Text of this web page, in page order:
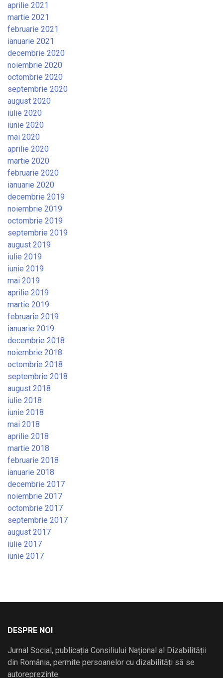
aprilie 2021
martie 2021
februarie 2021
ianuarie 2021
decembrie 2020
noiembrie 2020
octombrie 2020
septembrie 2020
august 2020
iulie 2020
iunie 2020
mai 2020
aprilie 2020
martie 2020
februarie 2020
ianuarie 2020
decembrie 2019
noiembrie 2019
octombrie 2019
septembrie 2019
august 2019
iulie 2019
iunie 2019
mai 2019
aprilie 2019
martie 2019
februarie 2019
ianuarie 2019
decembrie 2018
noiembrie 2018
octombrie 2018
septembrie 2018
august 2018
iulie 2018
iunie 2018
mai 2018
aprilie 2018
martie 2018
februarie 2018
ianuarie 2018
decembrie 2017
noiembrie 2017
octombrie 2017
septembrie 2017
august 2017
iulie 2017
iunie 2017
DESPRE NOI
Jurnal Social, publicația Consiliului Național al Dizabilității
din România, permite persoanelor cu dizabilități să se
autoreprezinte.